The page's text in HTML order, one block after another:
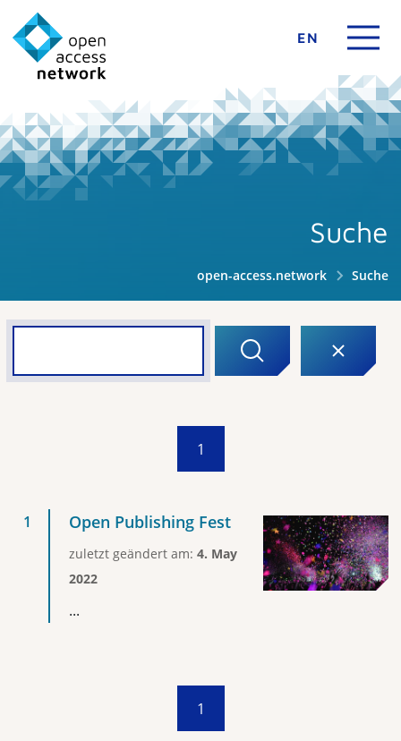
EN
Suche
open-access.network Suche
1
Open Publishing Fest
zuletzt geändert am: 4. May
2022
...
1